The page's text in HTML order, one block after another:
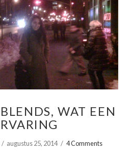
WAT EEN
augustus 25, 2014 4 Comments